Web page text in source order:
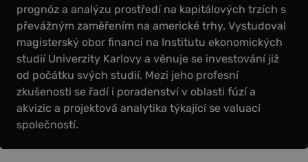
prognóz a analýzu prostředí na kapitálových trzích s
převážným zaměřením na americké trhy. Vystudoval
magisterský obor financí na Institutu ekonomických
studií Univerzity Karlovy a věnuje se investování již
od počátku svých studií. Mezi jeho profesní
zkušenosti se řadí i poradenství v oblasti fúzí a
akvizic a projektová analytika týkající se valuací
společností.